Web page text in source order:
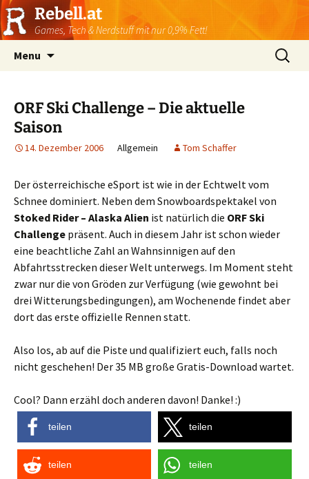
Rebell.at
Games, Tech & Nerdstuff mit nur 0,9% Fett!
Menu
Suchen
nach:
ORF Ski Challenge – Die aktuelle
Saison
14. Dezember 2006 Allgemein Tom Schaffer
Der österreichische eSport ist wie in der Echtwelt vom
Schnee dominiert. Neben dem Snowboardspektakel von
Stoked Rider – Alaska Alien ist natürlich die ORF Ski
Challenge präsent. Auch in diesem Jahr ist schon wieder
eine beachtliche Zahl an Wahnsinnigen auf den
Abfahrtsstrecken dieser Welt unterwegs. Im Moment steht
zwar nur die von Gröden zur Verfügung (wie gewohnt bei
drei Witterungsbedingungen), am Wochenende findet aber
dort das erste offizielle Rennen statt.
Also los, ab auf die Piste und qualifiziert euch, falls noch
nicht geschehen! Der 35 MB große Gratis-Download wartet.
Cool? Dann erzähl doch anderen davon! Danke! :)
teilen teilen
teilen teilen